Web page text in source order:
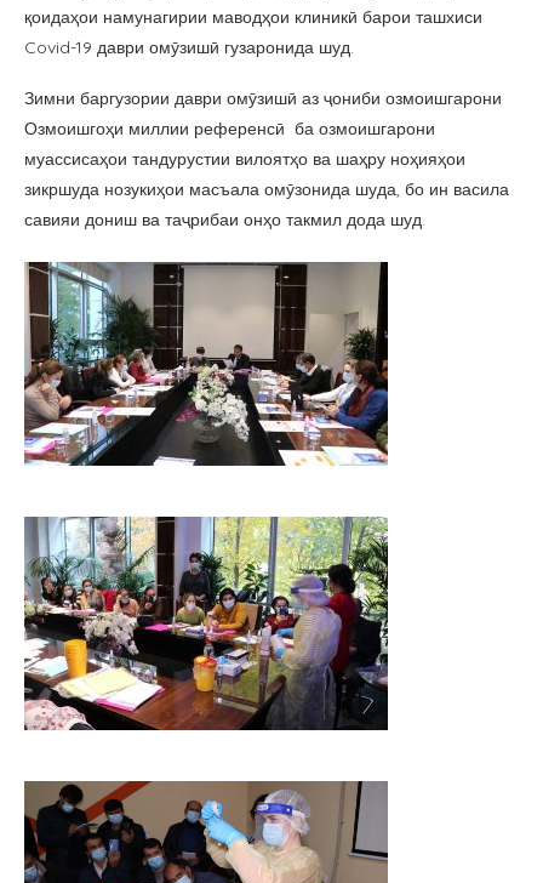
қоидаҳои намунагирии маводҳои клиникӣ барои ташхиси
Covid-19 даври омӯзишӣ гузаронида шуд.
Зимни баргузории даври омӯзишӣ аз ҷониби озмоишгарони
Озмоишгоҳи миллии референсӣ ба озмоишгарони
муассисаҳои тандурустии вилоятҳо ва шаҳру ноҳияҳои
зикршуда нозукиҳои масъала омӯзонида шуда, бо ин васила
савияи дониш ва таҷрибаи онҳо такмил дода шуд.